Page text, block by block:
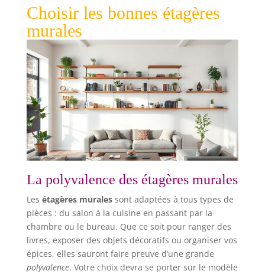
Choisir les bonnes étagères
murales
La polyvalence des étagères murales
Les étagères muralessont adaptées à tous types de
pièces : du salon à la cuisine en passant par la
chambre ou le bureau. Que ce soit pour ranger des
livres, exposer des objets décoratifs ou organiser vos
épices, elles sauront faire preuve d’une grande
polyvalence. Votre choix devra se porter sur le modèle